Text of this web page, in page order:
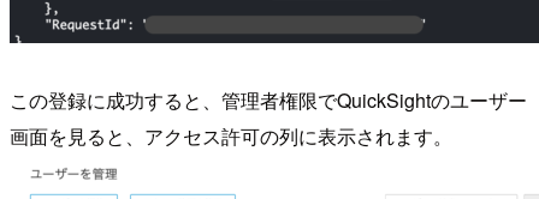
この登録に成功すると、管理者権限でQuickSightのユーザー
画面を見ると、アクセス許可の列に表示されます。